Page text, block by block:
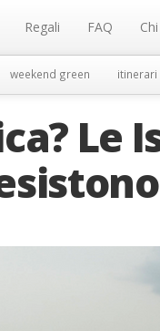
Regali FAQ
weekend green itinerari
Le